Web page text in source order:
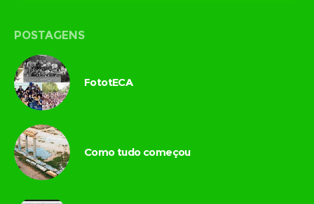
POSTAGENS
FototECA
Como tudo começou